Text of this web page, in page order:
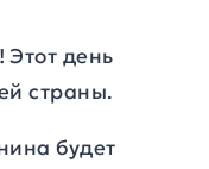
! Этот день
страны.
будет